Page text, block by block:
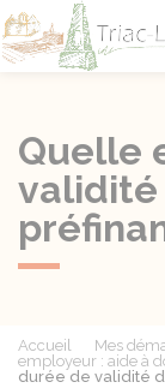
Quelle
validité
Accueil Mes
employeur : aide à
durée de validité